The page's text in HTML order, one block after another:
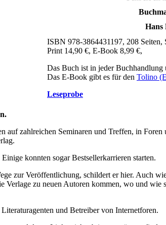
Hans
ISBN 978-3864431197, 208 Seiten,
Print 14,90 €, E-Book 8,99 €,
Das Buch ist in jeder
Das E-Book gibt es für den Tolino
Leseprobe
auf zahlreichen Seminaren und Treffen, in
konnten sogar Bestsellerkarrieren starten.
zur Veröffentlichung, schildert er hier. Auch
Verlage zu neuen Autoren kommen, wo und
und Betreiber von Internetforen.